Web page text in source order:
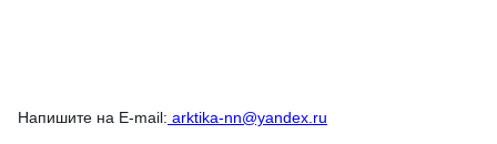
Напишите на E-mail: arktika-nn@yandex.ru